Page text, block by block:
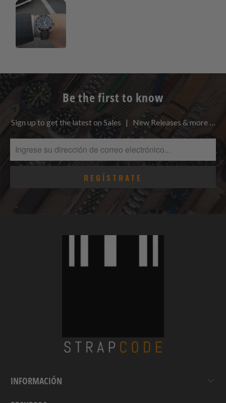
Be the first to know
Sign up to get the latest on Sales | New Releases & more …
INFORMACIÓN